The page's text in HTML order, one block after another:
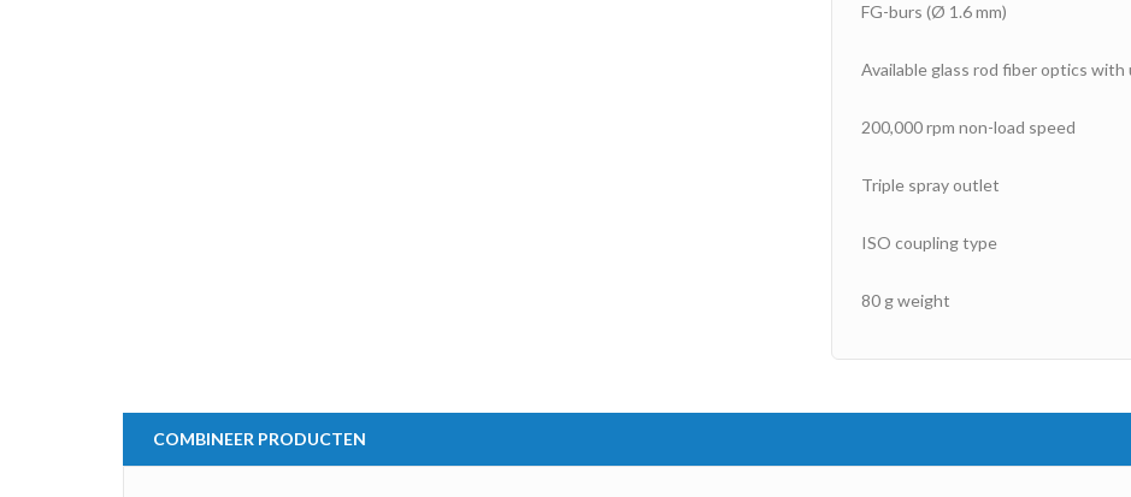
FG-burs (Ø 1.6 mm)
Available glass rod fiber optics with
200,000 rpm non-load speed
Triple spray outlet
ISO coupling type
80 g weight
COMBINEER PRODUCTEN